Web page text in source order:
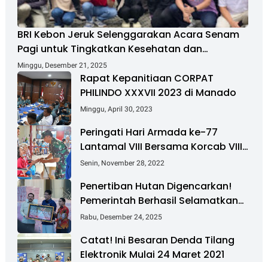
BRI Kebon Jeruk Selenggarakan Acara Senam
Pagi untuk Tingkatkan Kesehatan dan
Kebersamaan
Minggu, Desember 21, 2025
Rapat Kepanitiaan CORPAT
PHILINDO XXXVII 2023 di Manado
Minggu, April 30, 2023
Peringati Hari Armada ke-77
Lantamal VIII Bersama Korcab VIII
DJA II Laksanakan Bakti Sosial
Senin, November 28, 2022
Penertiban Hutan Digencarkan!
Pemerintah Berhasil Selamatkan
Rp 6 T dan Kuasai Kembali 4 Juta
Rabu, Desember 24, 2025
Catat! Ini Besaran Denda Tilang
Elektronik Mulai 24 Maret 2021